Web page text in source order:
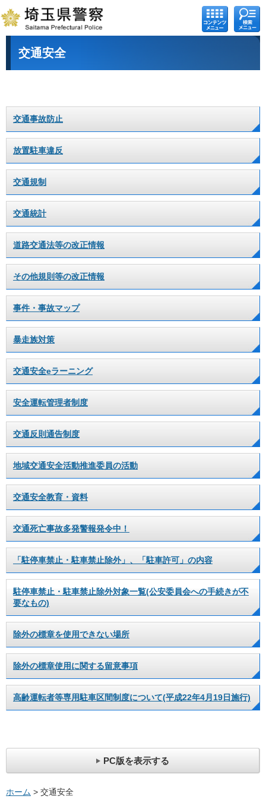
コンテ
ンツメ
ニュー
検索メ
ニュー
交通安全
交通事故防止
放置駐車違反
交通規制
交通統計
道路交通法等の改正情報
その他規則等の改正情報
事件・事故マップ
暴走族対策
交通安全eラーニング
安全運転管理者制度
交通反則通告制度
地域交通安全活動推進委員の活動
交通安全教育・資料
交通死亡事故多発警報発令中！
「駐停車禁止・駐車禁止除外」、「駐車許可」の内容
駐停車禁止・駐車禁止除外対象一覧(公安委員会への手続きが不
要なもの)
除外の標章を使用できない場所
除外の標章使用に関する留意事項
高齢運転者等専用駐車区間制度について(平成22年4月19日施行)
PC版を表示する
ホーム > 交通安全